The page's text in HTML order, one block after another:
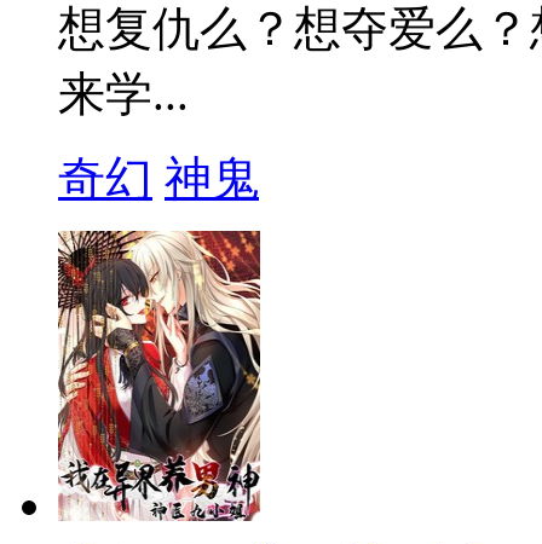
想复仇么？想夺爱么
来学...
奇幻 神鬼